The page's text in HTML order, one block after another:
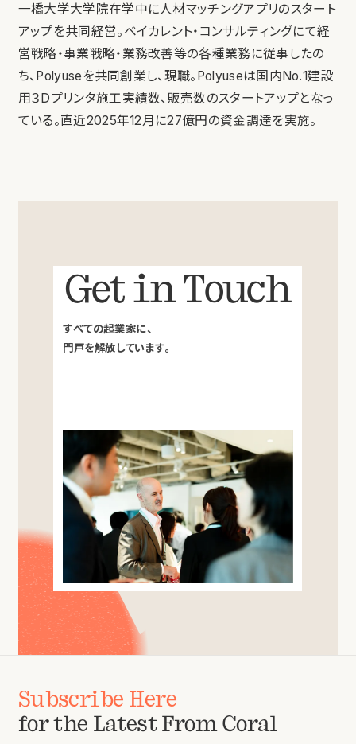
一橋大学大学院在学中に人材マッチングアプリのスタート
アップを共同経営。ベイカレント・コンサルティングにて経
営戦略・事業戦略・業務改善等の各種業務に従事したの
ち、Polyuseを共同創業し、現職。Polyuseは国内No.1建設
用３Dプリンタ施工実績数、販売数のスタートアップとなっ
ている。直近2025年12月に27億円の資金調達を実施。
Get in Touch
すべての起業家に、
門戸を解放しています。
Subscribe Here
for the Latest From Coral